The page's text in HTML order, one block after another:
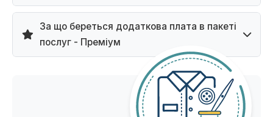
За що береться додаткова плата в пакеті
послуг - Преміум